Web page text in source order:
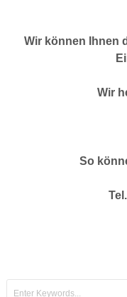
Wir können Ihnen
Wir
So